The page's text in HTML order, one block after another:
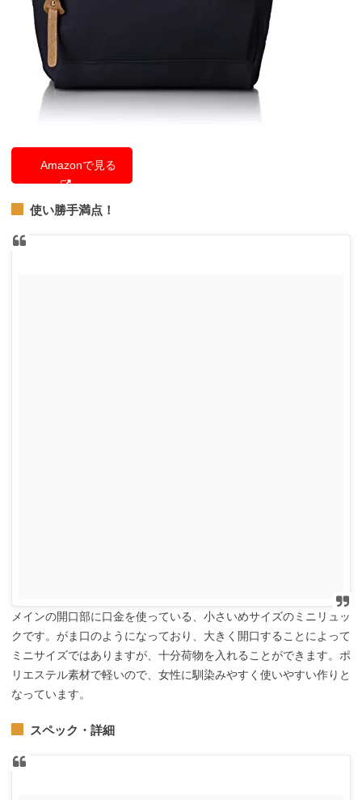
Amazonで見る
使い勝手満点！
メインの開口部に口金を使っている、小さいめサイズのミニリュッ
クです。がま口のようになっており、大きく開口することによって
ミニサイズではありますが、十分荷物を入れることができます。ポ
リエステル素材で軽いので、女性に馴染みやすく使いやすい作りと
なっています。
スペック・詳細